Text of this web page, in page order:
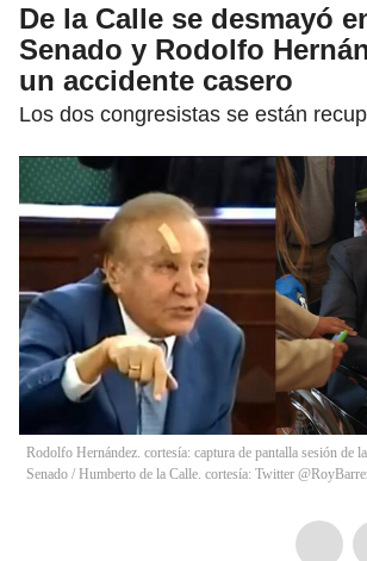
De la Calle se desmayó
Senado y Rodolfo
un accidente casero
Los dos congresistas se están
Rodolfo Hernández. cortesía: captura de pantalla sesión de
Senado / Humberto de la Calle. cortesía: Twitter